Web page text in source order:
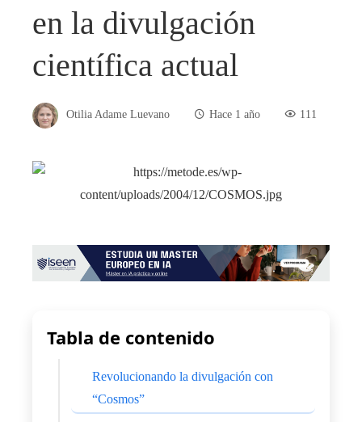
en la divulgación
científica actual
Otilia Adame Luevano Hace 1 año 111
Tabla de contenido
Revolucionando la divulgación con
“Cosmos”